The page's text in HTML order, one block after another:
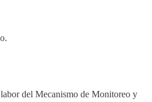
del Mecanismo de Monitoreo y